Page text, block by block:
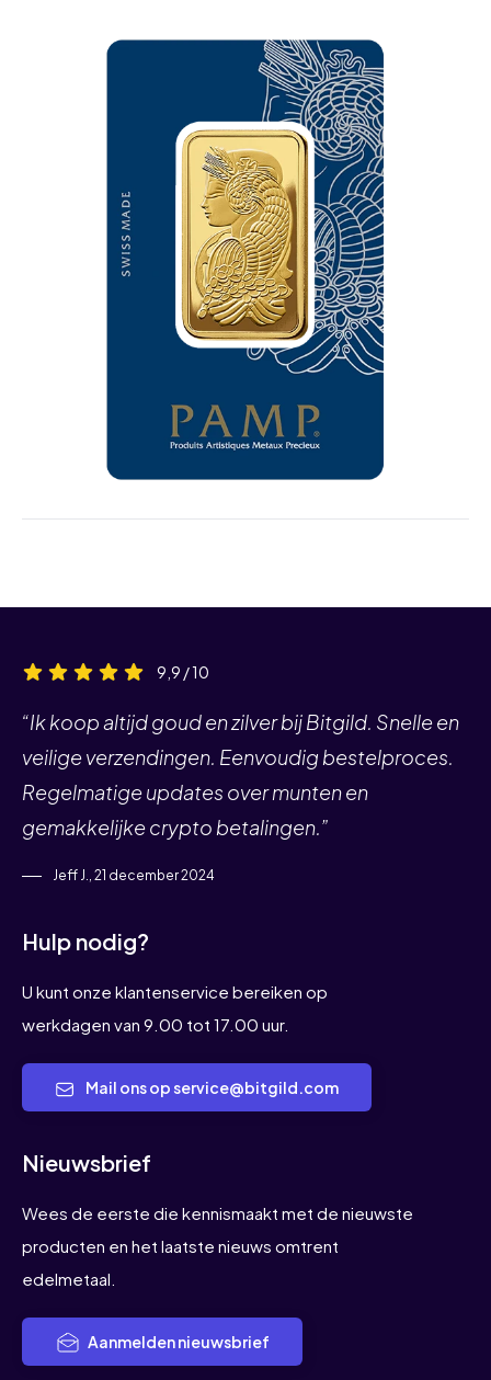
9,9 / 10
“Ik koop altijd goud en zilver bij Bitgild. Snelle en
veilige verzendingen. Eenvoudig bestelproces.
Regelmatige updates over munten en
gemakkelijke crypto betalingen.”
Jeff J., 21 december 2024
Hulp nodig?
U kunt onze klantenservice bereiken op
werkdagen van 9.00 tot 17.00 uur.
Mail ons op service@bitgild.com
Nieuwsbrief
Wees de eerste die kennismaakt met de nieuwste
producten en het laatste nieuws omtrent
edelmetaal.
Aanmelden nieuwsbrief